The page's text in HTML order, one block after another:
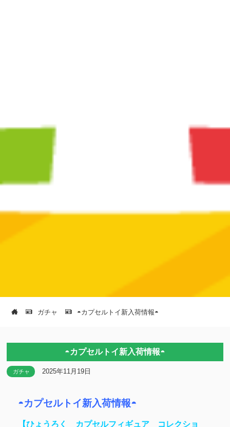
ガチャ ◓カプセルトイ新入荷情報◓
◓カプセルトイ新入荷情報◓
ガチャ 2025年11月19日
◓カプセルトイ新入荷情報◓
【ひょうろく カプセルフィギュア コレクショ